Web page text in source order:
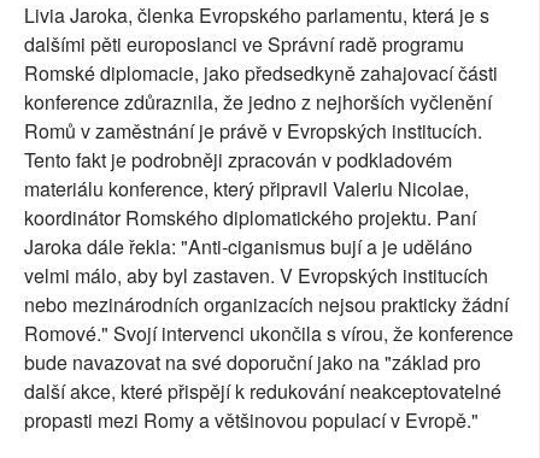
Livia Jaroka, členka Evropského parlamentu, která je s
dalšími pěti europoslanci ve Správní radě programu
Romské diplomacie, jako předsedkyně zahajovací části
konference zdůraznila, že jedno z nejhorších vyčlenění
Romů v zaměstnání je právě v Evropských institucích.
Tento fakt je podrobněji zpracován v podkladovém
materiálu konference, který připravil Valeriu Nicolae,
koordinátor Romského diplomatického projektu. Paní
Jaroka dále řekla: "Anti-ciganismus bují a je uděláno
velmi málo, aby byl zastaven. V Evropských institucích
nebo mezinárodních organizacích nejsou prakticky žádní
Romové." Svojí intervenci ukončila s vírou, že konference
bude navazovat na své doporuční jako na "základ pro
další akce, které přispějí k redukování neakceptovatelné
propasti mezi Romy a většinovou populací v Evropě."